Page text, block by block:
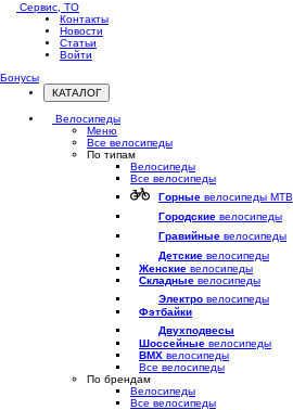
Сервис, ТО
Контакты
Новости
Статьи
Войти
Бонусы
КАТАЛОГ
Открыть
меню
Велосипеды
Меню
Все велосипеды
По типам
Велосипеды
Все велосипеды
Горные велосипеды MTB
Городские велосипеды
Гравийные велосипеды
Детские велосипеды
Женские велосипеды
Складные велосипеды
Электро велосипеды
Фэтбайки
Двухподвесы
Шоссейные велосипеды
BMX велосипеды
Все велосипеды
По брендам
Велосипеды
Все велосипеды